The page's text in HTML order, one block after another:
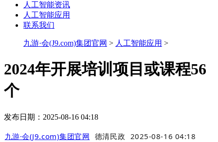
人工智能资讯
人工智能应用
联系我们
九游·会(J9.com)集团官网 > 人工智能应用 >
2024年开展培训项目或课程56
个
发布日期：2025-08-16 04:18
九游·会(J9.com)集团官网 德清民政 2025-08-16 04:18